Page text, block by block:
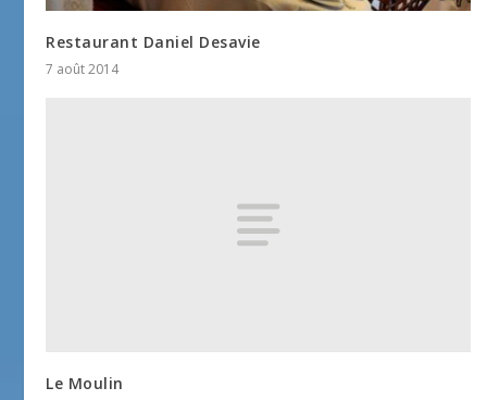
Restaurant Daniel Desavie
7 août 2014
Le Moulin